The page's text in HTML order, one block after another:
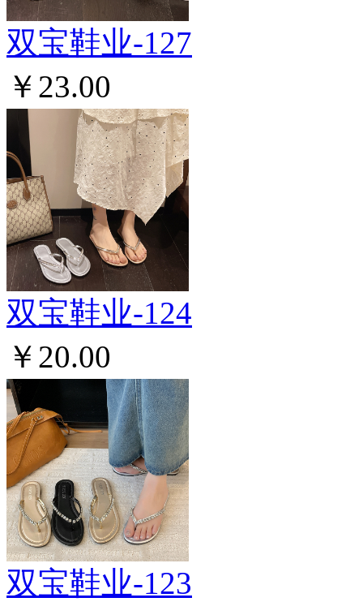
双宝鞋业-127
￥23.00
双宝鞋业-124
￥20.00
双宝鞋业-123